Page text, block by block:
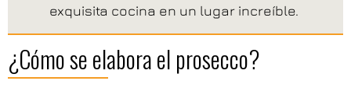
exquisita cocina en un lugar increíble.
¿Cómo se elabora el prosecco?